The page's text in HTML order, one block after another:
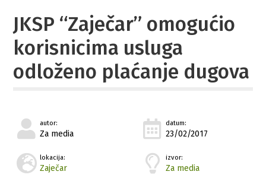
JKSP “Zaječar” omogućio
korisnicima usluga
odloženo plaćanje dugova
autor:
Za media
datum:
23/02/2017
lokacija:
Zaječar
izvor:
Za media